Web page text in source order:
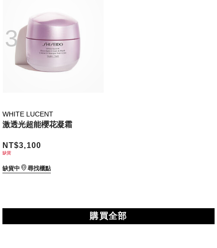
3
WHITE LUCENT
激透光超能櫻花凝霜
NT$3,100
缺貨
缺貨中 尋找櫃點
購買全部